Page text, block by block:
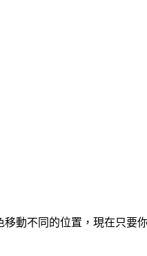
動不同的位置，現在只要